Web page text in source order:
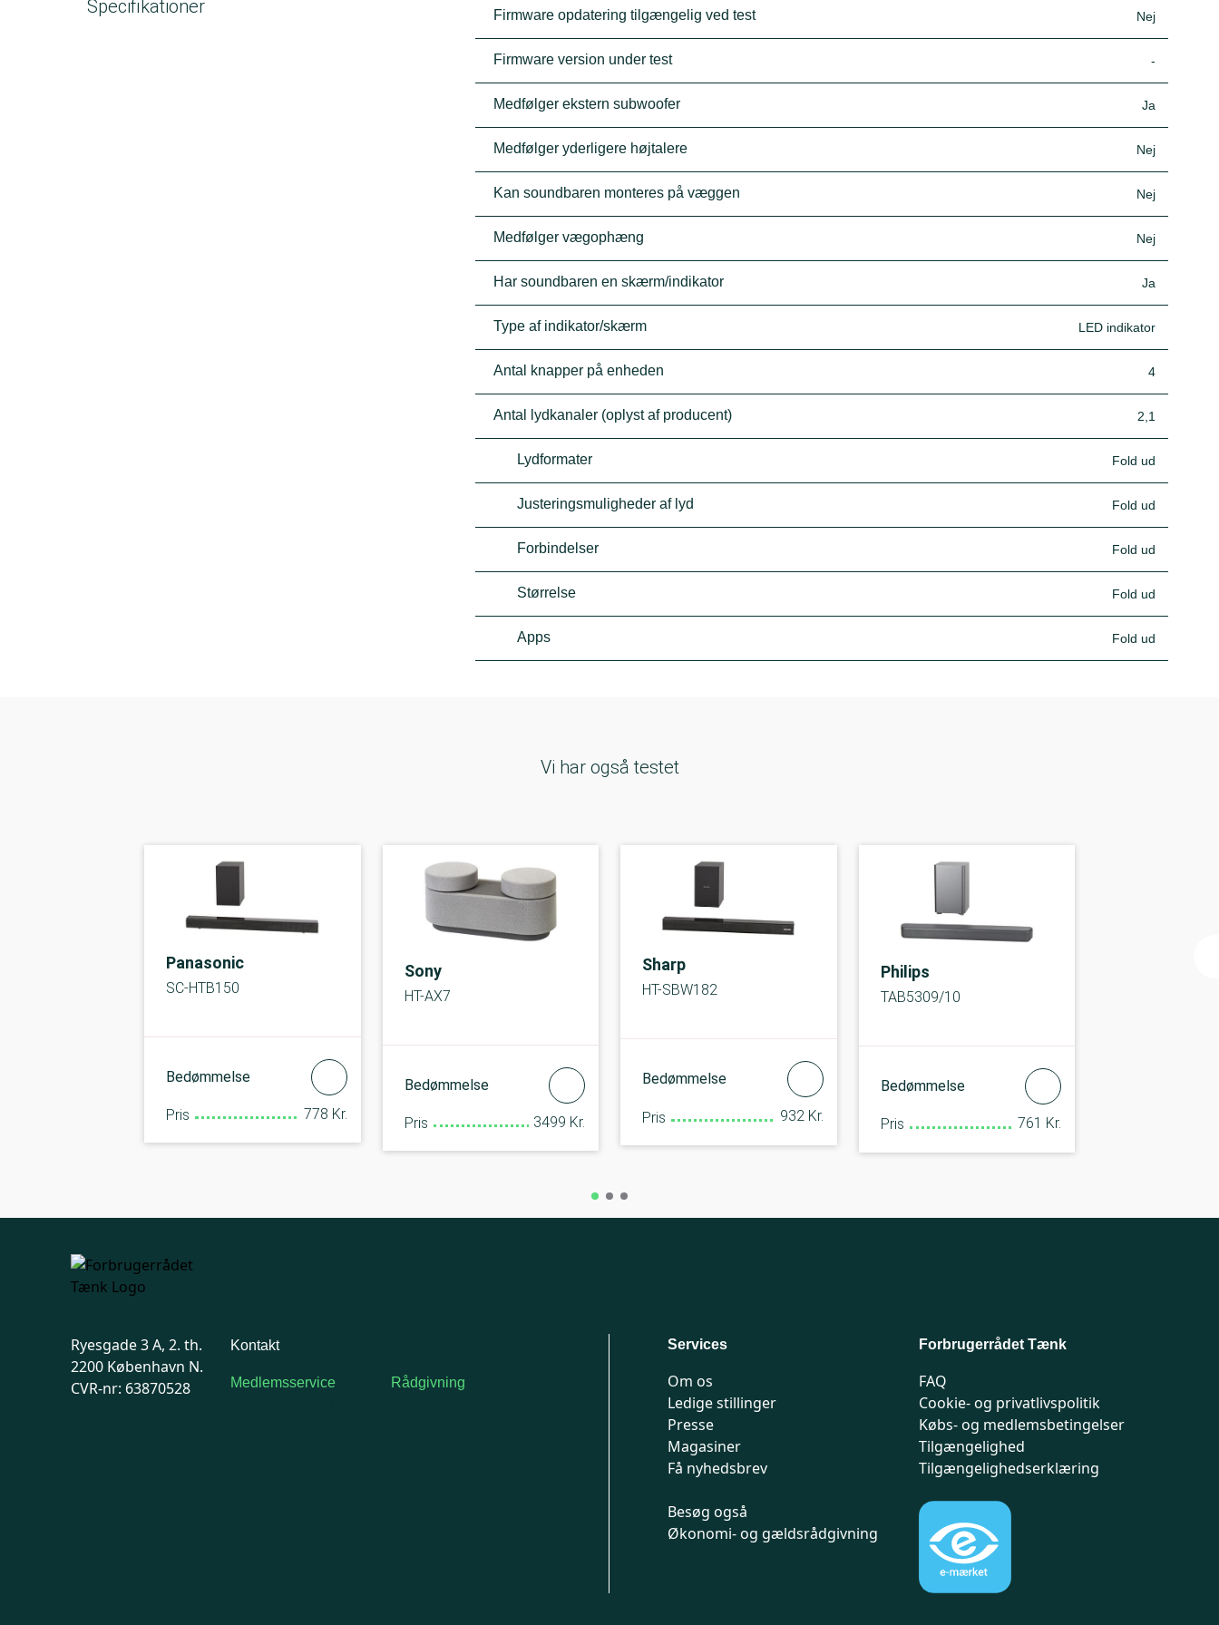
Specifikationer Firmware opdatering tilgængelig ved test Nej
Firmware version under test -
Medfølger ekstern subwoofer Ja
Medfølger yderligere højtalere Nej
Kan soundbaren monteres på væggen Nej
Medfølger vægophæng Nej
Har soundbaren en skærm/indikator Ja
Type af indikator/skærm LED indikator
Antal knapper på enheden 4
Antal lydkanaler (oplyst af producent) 2,1
Lydformater Fold ud
Justeringsmuligheder af lyd Fold ud
Forbindelser Fold ud
Størrelse Fold ud
Apps Fold ud
Vi har også testet
Panasonic
SC-HTB150
Bedømmelse
Pris 778 Kr.
Sony
HT-AX7
Bedømmelse
Pris 3499 Kr.
Sharp
HT-SBW182
Bedømmelse
Pris 932 Kr.
Philips
TAB5309/10
Bedømmelse
Pris 761 Kr.
Ryesgade 3 A, 2. th.
2200 København N.
CVR-nr: 63870528
Kontakt
Medlemsservice Rådgivning
Services
Om os
Ledige stillinger
Presse
Magasiner
Få nyhedsbrev
Besøg også
Økonomi- og gældsrådgivning
Forbrugerrådet Tænk
FAQ
Cookie- og privatlivspolitik
Købs- og medlemsbetingelser
Tilgængelighed
Tilgængelighedserklæring